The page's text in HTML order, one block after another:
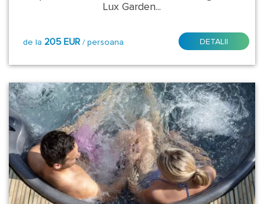
Lux Garden...
de la 205 EUR / persoana DETALII